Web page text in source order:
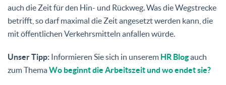
auch die Zeit für den Hin- und Rückweg. Was die Wegstrecke
betrifft, so darf maximal die Zeit angesetzt werden kann, die
mit öffentlichen Verkehrsmitteln anfallen würde.
Unser Tipp: Informieren Sie sich in unserem HR Blogauch
zum ThemaWo beginnt die Arbeitszeit und wo endet sie?